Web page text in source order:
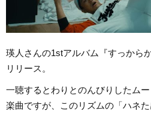
瑛人さんの1stアルバム『すっから
リリース。
一聴するとわりとのんびりしたム
楽曲ですが、このリズムの「ハネ